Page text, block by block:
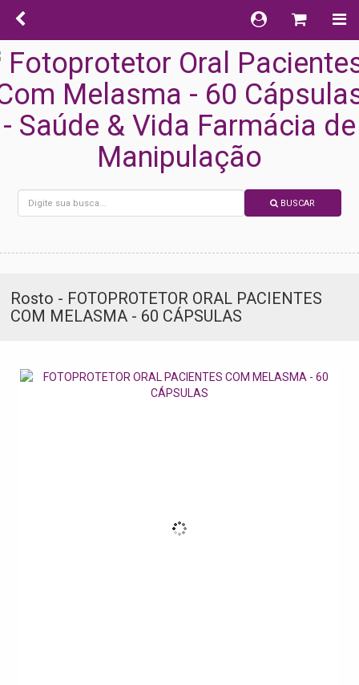
BUSCAR
Rosto - FOTOPROTETOR ORAL PACIENTES
COM MELASMA - 60 CÁPSULAS